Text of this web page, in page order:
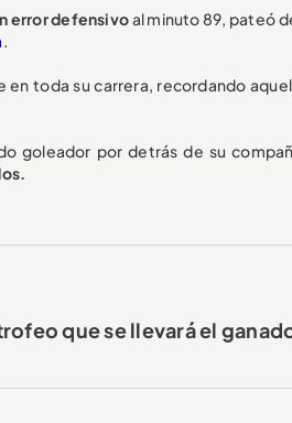
error defensivoal minuto 89, pateó
.
en toda su carrera, recordando
goleador por detrás de su
que se llevará el